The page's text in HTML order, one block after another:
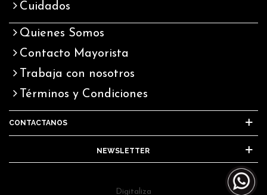
Cuidados
Quienes Somos
Contacto Mayorista
Trabaja con nosotros
Términos y Condiciones
CONTACTANOS
NEWSLETTER
Digitaliza